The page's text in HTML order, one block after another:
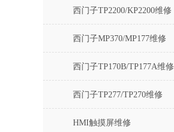
西门子TP2200/KP2200维修
西门子MP370/MP177维修
西门子TP170B/TP177A维修
西门子TP277/TP270维修
HMI触摸屏维修